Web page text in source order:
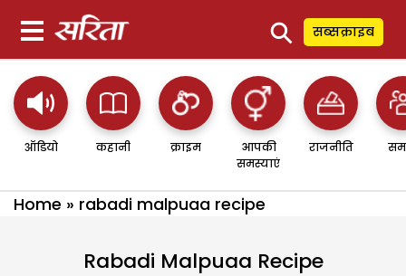
⚲ सब्सक्राइब
ऑडियो कहानी क्राइम
आपकी
समस्याएं
राजनीति
Home » rabadi malpuaa recipe
Rabadi Malpuaa Recipe